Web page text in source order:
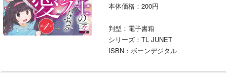
本体価格：200円
判型：電子書籍
シリーズ：TL JUNET
ISBN：ボーンデジタル